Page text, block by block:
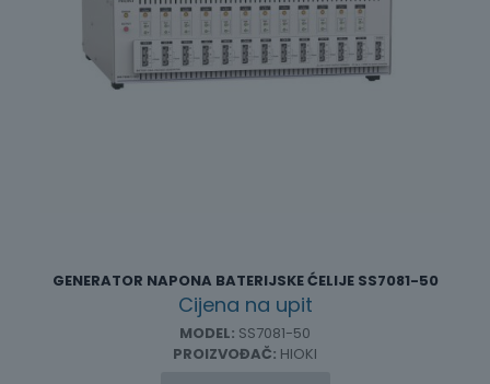
proizvoda
GENERATOR NAPONA BATERIJSKE ĆELIJE SS7081-50
Cijena na upit
MODEL: SS7081-50
PROIZVOĐAČ: HIOKI